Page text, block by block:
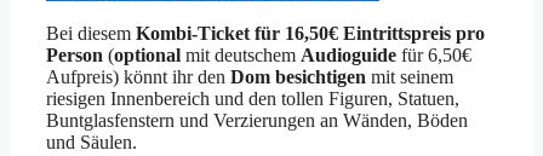
Bei diesem Kombi-Ticket für 16,50€ Eintrittspreis pro
Person (optional mit deutschem Audioguide für 6,50€
Aufpreis) könnt ihr den Dom besichtigen mit seinem
riesigen Innenbereich und den tollen Figuren, Statuen,
Buntglasfenstern und Verzierungen an Wänden, Böden
und Säulen.